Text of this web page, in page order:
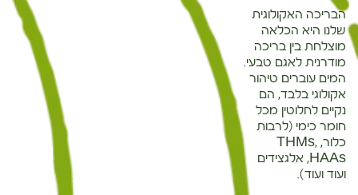
הבריכה האקולוגית
שלנו היא הכלאה
מוצלחת בין בריכה
מודרנית לאגם טבעי.
המים עוברים טיהור
אקולוגי בלבד, הם
נקיים לחלוטין מכל
חומר כימי (לרבות
כלור, THMs,
HAAs, אלגצידים
ועוד ועוד).